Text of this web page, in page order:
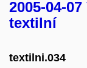
2005-04-
textilní
textilni.034